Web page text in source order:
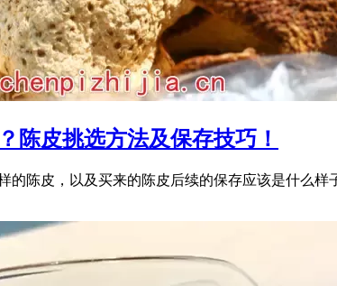
陈皮挑选方法及保存技巧！
的陈皮，以及买来的陈皮后续的保存应该是什么